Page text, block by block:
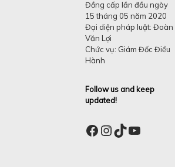
Đồng cấp lần đầu ngày
15 tháng 05 năm 2020
Đại diện pháp luật: Đoàn
Văn Lợi
Chức vụ: Giám Đốc Điều
Hành
Follow us and keep
updated!
Facebook
Instagram
TikTok
YouTube